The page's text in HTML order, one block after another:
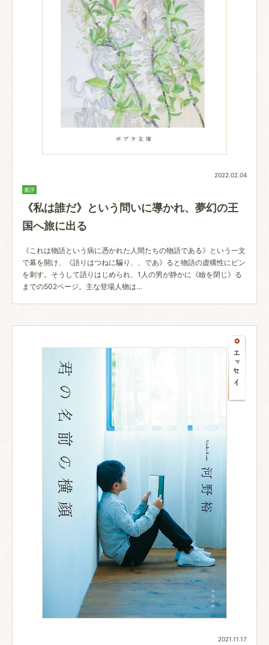
2022.02.04
書評
《私は誰だ》という問いに導かれ、夢幻の王
国へ旅に出る
《これは物語という病に憑かれた人間たちの物語である》という一文
で幕を開け、《語りはつねに騙り、、であ》ると物語の虚構性にピン
を刺す。そうして語りはじめられ、1人の男が静かに《瞼を閉じ》る
までの502ページ。主な登場人物は…
2021.11.17